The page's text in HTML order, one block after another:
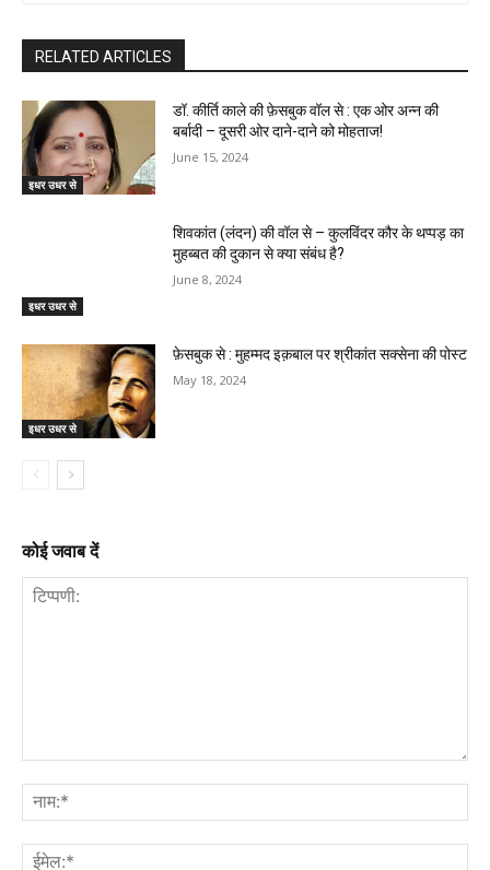
RELATED ARTICLES
इधर उधर से
डॉ. कीर्ति काले की फ़ेसबुक वॉल से : एक ओर अन्न की
बर्बादी – दूसरी ओर दाने-दाने को मोहताज!
June 15, 2024
इधर उधर से
शिवकांत (लंदन) की वॉल से – कुलविंदर कौर के थप्पड़ का
मुहब्बत की दुकान से क्या संबंध है?
June 8, 2024
इधर उधर से
फ़ेसबुक से : मुहम्मद इक़बाल पर श्रीकांत सक्सेना की पोस्ट
May 18, 2024
कोई जवाब दें